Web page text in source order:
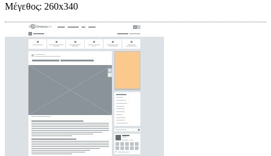
Μέγεθος: 260x340